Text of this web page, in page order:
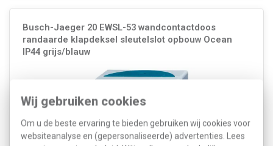
Wij gebruiken cookies
Om u de beste ervaring te bieden gebruiken wij cookies voor
websiteanalyse en (gepersonaliseerde) advertenties. Lees
Busch-Jaeger 20 EWSL-53 wandcontactdoos
randaarde klapdeksel sleutelslot opbouw Ocean
IP44 grijs/blauw